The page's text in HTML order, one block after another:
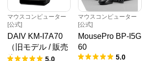
マウスコンピューター
[公式]
DAIV KM-I7A70
（旧モデル / 販売
終了）
5.0
マウスコンピューター
[公式]
MousePro BP-I5G
60
5.0